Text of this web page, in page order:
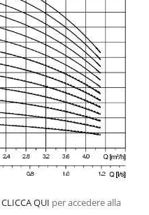
CLICCA QUI per accedere alla